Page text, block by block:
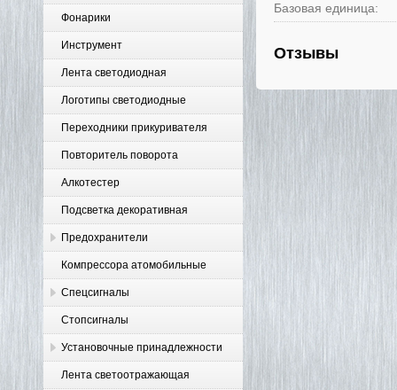
Фонарики
Инструмент
Лента светодиодная
Логотипы светодиодные
Переходники прикуривателя
Повторитель поворота
Алкотестер
Подсветка декоративная
Предохранители
Компрессора атомобильные
Спецсигналы
Стопсигналы
Установочные принадлежности
Лента светоотражающая
Базовая единица:
Отзывы